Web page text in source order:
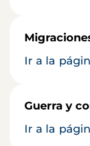
Ir a la
Guerra y
Ir a la